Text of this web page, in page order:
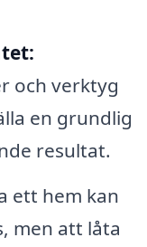
och verktyg
en grundlig
resultat.
ett hem kan
men att låta